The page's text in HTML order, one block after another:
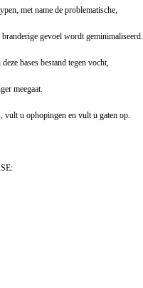
met name de problematische,
gevoel wordt geminimaliseerd.
bases bestand tegen vocht,
meegaat.
u ophopingen en vult u gaten op.